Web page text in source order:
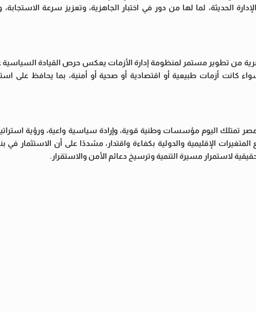
الحديثة، لما لها من دور في اختبار الجاهزية، وتعزيز سرعة
من تطوير مستمر لمنظومة إدارة الأزمات يعكس حرص القيادة
كانت أزمات طبيعية أو اقتصادية أو صحية أو أمنية، بما يحافظ على
تمتلك اليوم مؤسسات وطنية قوية، وإرادة سياسية واعية، ورؤية
الإقليمية والدولية بكفاءة واقتدار، مشددًا على أن الاستثمار في
لاستمرار مسيرة التنمية وترسيخ دعائم الأمن والاستقرار.